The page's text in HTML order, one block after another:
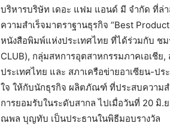
บริหารบริษัท เดอะ แฟม แอนด์ มี จำกัด ที่ล่
ความสำเร็จมาตราฐานธุรกิจ “Best
หนังสือพิมพ์แห่งประเทศไทย ที่ได้ร่วมกับ ชม
CLUB), กลุ่มสหการอุตสาหกรรมภาคเอเชี
ประเทศไทย และ สภาเครือข่ายอาเซียน-ป
ใจ ให้กับนักธุรกิจ ผลิตภัณฑ์ ที่ประสบความ
การยอมรับในระดับสากล ไปเมื่อวันที่ 20
ณพล บุญทับ เป็นประธานในพิธีมอบรางวัล